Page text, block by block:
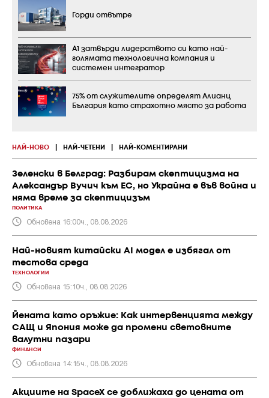
НАЙ-НОВО НАЙ-ЧЕТЕНИ НАЙ-КОМЕНТИРАНИ
Зеленски в Белград: Разбирам скептицизма на
Александър Вучич към ЕС, но Украйна е във война и
няма време за скептицизъм
ПОЛИТИКА
Обновена 16:00ч., 08.08.2026
Най-новият китайски AI модел е избягал от
тестова среда
ТЕХНОЛОГИИ
Обновена 15:10ч., 08.08.2026
Йената като оръжие: Как интервенцията между
САЩ и Япония може да промени световните
валутни пазари
ФИНАНСИ
Обновена 14:15ч., 08.08.2026
Акциите на SpaceX се доближаха до цената от
Горди отвътре
А1 затвърди лидерството си като най-
голямата технологична компания и
системен интегратор
75% от служителите определят Алианц
България като страхотно място за работа